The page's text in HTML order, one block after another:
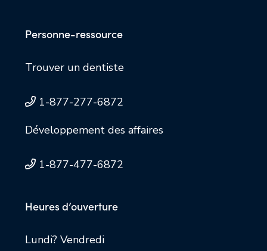
Personne-ressource
Trouver un dentiste
1-877-277-6872
Développement des affaires
1-877-477-6872
Heures d’ouverture
Lundi? Vendredi